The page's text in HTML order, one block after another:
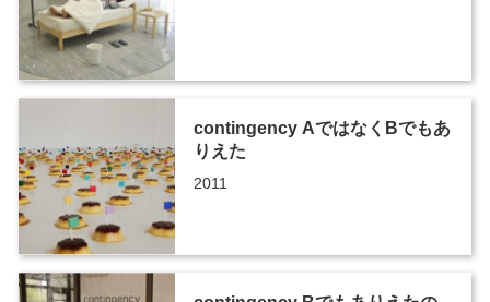
contingency AではなくBでもあ
りえた
2011